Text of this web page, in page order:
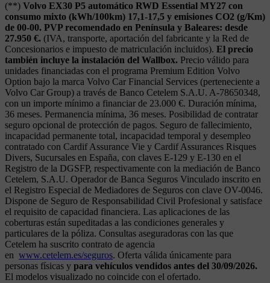
(**) Volvo EX30 P5 automático RWD Essential MY27 con
consumo mixto (kWh/100km) 17,1-17,5 y emisiones CO2 (g/Km)
de 00-00. PVP recomendado en Península y Baleares: desde
27.950 €. (IVA, transporte, aportación del fabricante y la Red de
Concesionarios e impuesto de matriculación incluidos). El precio
también incluye la instalación del Wallbox. Precio válido para
unidades financiadas con el programa Premium Edition Volvo
Option bajo la marca Volvo Car Financial Services (perteneciente a
Volvo Car Group) a través de Banco Cetelem S.A.U. A-78650348,
con un importe mínimo a financiar de 23.000 €. Duración mínima,
36 meses. Permanencia mínima, 36 meses. Posibilidad de contratar
seguro opcional de protección de pagos. Seguro de fallecimiento,
incapacidad permanente total, incapacidad temporal y desempleo
contratado con Cardif Assurance Vie y Cardif Assurances Risques
Divers, Sucursales en España, con claves E-129 y E-130 en el
Registro de la DGSFP, respectivamente con la mediación de Banco
Cetelem, S.A.U. Operador de Banca Seguros Vinculado inscrito en
el Registro Especial de Mediadores de Seguros con clave OV-0046.
Dispone de Seguro de Responsabilidad Civil Profesional y satisface
el requisito de capacidad financiera. Las aplicaciones de las
coberturas están supeditadas a las condiciones generales y
particulares de la póliza. Consultas aseguradoras con las que
Cetelem ha suscrito contrato de agencia
en www.cetelem.es/seguros. Oferta válida únicamente para
personas físicas y para vehículos vendidos antes del 30/09/2026.
El modelos visualizado no coincide con el ofertado.